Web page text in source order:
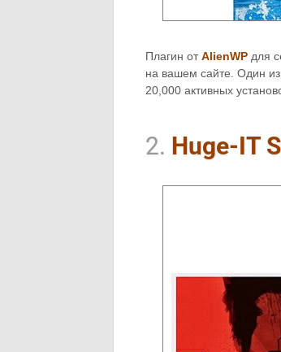
Плагин отAlienWP для
на вашем сайте. Один
20,000 активных
2. Huge-IT